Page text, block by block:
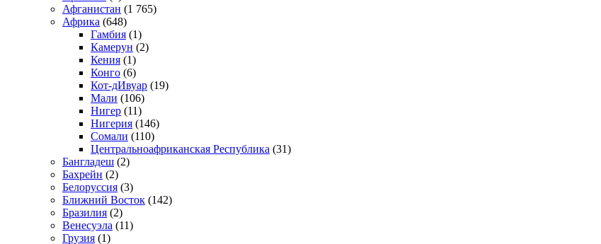
Афганистан (1 765)
Африка (648)
Гамбия (1)
Камерун (2)
Кения (1)
Конго (6)
Кот-дИвуар (19)
Мали (106)
Нигер (11)
Нигерия (146)
Сомали (110)
Центральноафриканская Республика (31)
Бангладеш (2)
Бахрейн (2)
Белоруссия (3)
Ближний Восток (142)
Бразилия (2)
Венесуэла (11)
Грузия (1)